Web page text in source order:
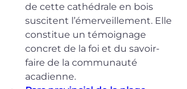
de cette cathédrale en bois
suscitent l’émerveillement. Elle
constitue un témoignage
concret de la foi et du savoir-
faire de la communauté
acadienne.